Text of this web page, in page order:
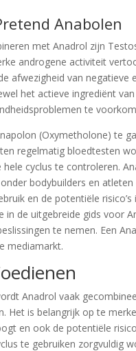
Anabolen
met Anadrol zijn
androgene activiteit
afwezigheid van
het actieve ingrediënt
te
(Oxymetholone) te
regelmatig bloedtesten
cyclus te controleren.
bodybuilders en
en de potentiële
in de uitgebreide gids voor
te nemen. Een
mediamarkt.
Anadrol vaak
Het is belangrijk op te
en ook de potentiële
te gebruiken zorgvuldig